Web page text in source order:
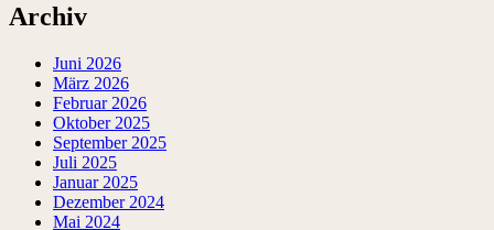
Archiv
Juni 2026
März 2026
Februar 2026
Oktober 2025
September 2025
Juli 2025
Januar 2025
Dezember 2024
Mai 2024